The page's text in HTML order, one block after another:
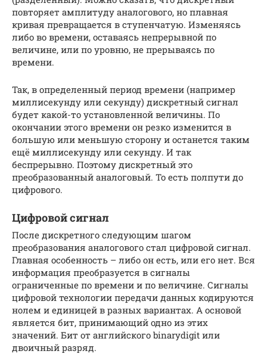
повторяет амплитуду аналогового, но плавная
кривая превращается в ступенчатую. Изменяясь
либо во времени, оставаясь непрерывной по
величине, или по уровню, не прерываясь по
времени.
Так, в определенный период времени (например
миллисекунду или секунду) дискретный сигнал
будет какой-то установленной величины. По
окончании этого времени он резко изменится в
большую или меньшую сторону и останется таким
ещё миллисекунду или секунду. И так
беспрерывно. Поэтому дискретный это
преобразованный аналоговый. То есть полпути до
цифрового.
Цифровой сигнал
После дискретного следующим шагом
преобразования аналогового стал цифровой сигнал.
Главная особенность – либо он есть, или его нет. Вся
информация преобразуется в сигналы
ограниченные по времени и по величине. Сигналы
цифровой технологии передачи данных кодируются
нолем и единицей в разных вариантах. А основой
является бит, принимающий одно из этих
значений. Бит от английского binarydigit или
двоичный разряд.